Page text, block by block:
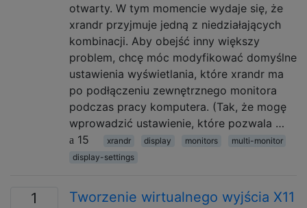
otwarty. W tym momencie wydaje się, że
xrandr przyjmuje jedną z niedziałających
kombinacji. Aby obejść inny większy
problem, chcę móc modyfikować domyślne
ustawienia wyświetlania, które xrandr ma
po podłączeniu zewnętrznego monitora
podczas pracy komputera. (Tak, że mogę
wprowadzić ustawienie, które pozwala …
15
xrandr display monitors
multi-monitor
display-settings
1
Tworzenie wirtualnego wyjścia X11